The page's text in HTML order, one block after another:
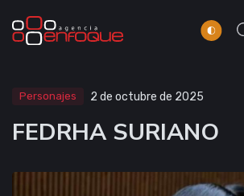
Personajes 2 de octubre de 2025
FEDRHA SURIANO